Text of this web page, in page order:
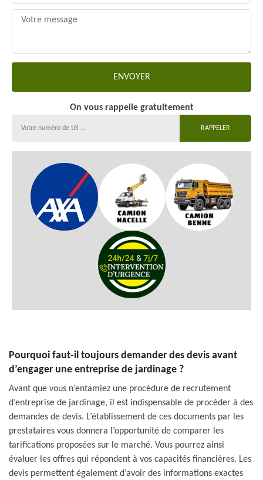
On vous rappelle gratuitement
Pourquoi faut-il toujours demander des devis avant
d’engager une entreprise de jardinage ?
Avant que vous n’entamiez une procédure de recrutement
d’entreprise de jardinage, il est indispensable de procéder à des
demandes de devis. L’établissement de ces documents par les
prestataires vous donnera l’opportunité de comparer les
tarifications proposées sur le marché. Vous pourrez ainsi
évaluer les offres qui répondent à vos capacités financières. Les
devis permettent également d’avoir des informations exactes